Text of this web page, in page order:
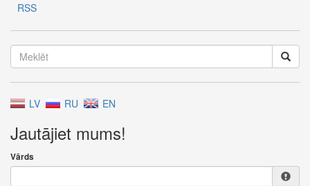
RSS
LV RU EN
Jautājiet mums!
Vārds